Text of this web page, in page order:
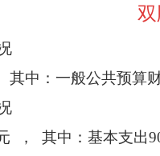
其中：一般公共预算
， 其中：基本支出